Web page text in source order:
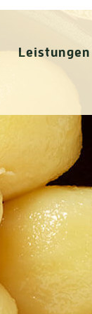
Leistungen